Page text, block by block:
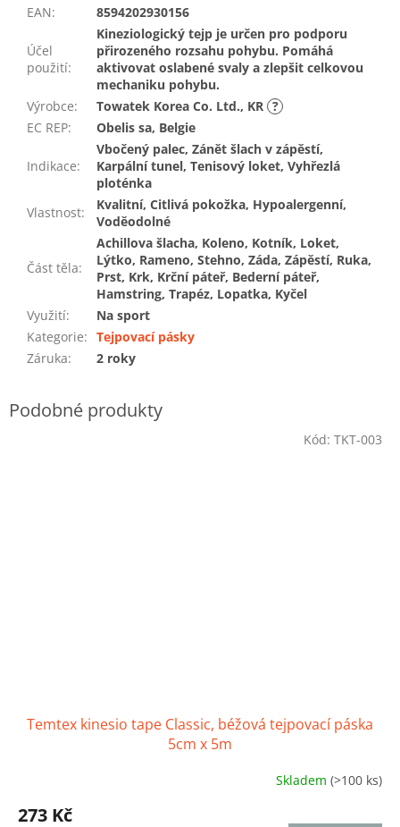
EAN: 8594202930156
Účel
použití:
Kineziologický tejp je určen pro podporu
přirozeného rozsahu pohybu. Pomáhá
aktivovat oslabené svaly a zlepšit celkovou
mechaniku pohybu.
Výrobce: Towatek Korea Co. Ltd., KR ?
EC REP: Obelis sa, Belgie
Indikace:
Vbočený palec, Zánět šlach v zápěstí,
Karpální tunel, Tenisový loket, Vyhřezlá
ploténka
Vlastnost:
Kvalitní, Citlivá pokožka, Hypoalergenní,
Voděodolné
Část těla:
Achillova šlacha, Koleno, Kotník, Loket,
Lýtko, Rameno, Stehno, Záda, Zápěstí, Ruka,
Prst, Krk, Krční páteř, Bederní páteř,
Hamstring, Trapéz, Lopatka, Kyčel
Využití:
Na sport
Kategorie: Tejpovací pásky
Záruka: 2 roky
Temtex kinesio tape Classic, béžová tejpovací páska
5cm x 5m
produktu
Skladem(>100 ks)
273 Kč
Kód: TKT-003